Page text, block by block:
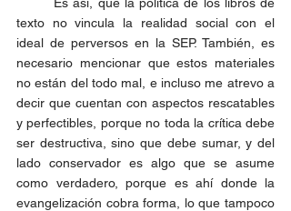
texto no vincula la realidad social con el
ideal de perversos en la SEP. También, es
necesario mencionar que estos materiales
no están del todo mal, e incluso me atrevo a
decir que cuentan con aspectos rescatables
y perfectibles, porque no toda la crítica debe
ser destructiva, sino que debe sumar, y del
lado conservador es algo que se asume
como verdadero, porque es ahí donde la
evangelización cobra forma, lo que tampoco